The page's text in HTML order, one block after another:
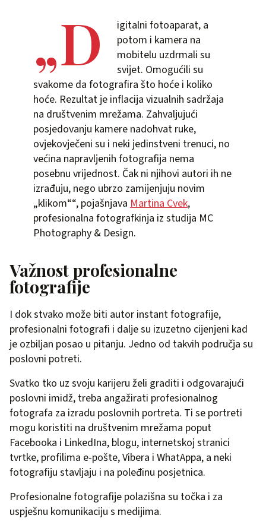
„D
igitalni fotoaparat, a
potom i kamera na
mobitelu uzdrmali su
svijet. Omogućili su
svakome da fotografira što hoće i koliko
hoće. Rezultat je inflacija vizualnih sadržaja
na društvenim mrežama. Zahvaljujući
posjedovanju kamere nadohvat ruke,
ovjekovječeni su i neki jedinstveni trenuci, no
većina napravljenih fotografija nema
posebnu vrijednost. Čak ni njihovi autori ih ne
izrađuju, nego ubrzo zamijenjuju novim
„klikom““, pojašnjava Martina Cvek,
profesionalna fotografkinja iz studija MC
Photography & Design.
Važnost profesionalne
fotografije
I dok stvako može biti autor instant fotografije,
profesionalni fotografi i dalje su izuzetno cijenjeni kad
je ozbiljan posao u pitanju. Jedno od takvih područja su
poslovni potreti.
Svatko tko uz svoju karijeru želi graditi i odgovarajući
poslovni imidž, treba angažirati profesionalnog
fotografa za izradu poslovnih portreta. Ti se portreti
mogu koristiti na društvenim mrežama poput
Facebooka i LinkedIna, blogu, internetskoj stranici
tvrtke, profilima e-pošte, Vibera i WhatAppa, a neki
fotografiju stavljaju i na poleđinu posjetnica.
Profesionalne fotografije polazišna su točka i za
uspješnu komunikaciju s medijima.